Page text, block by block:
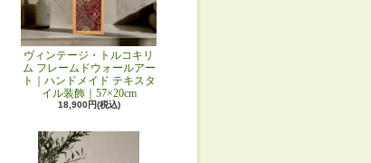
ヴィンテージ・トルコキリ
ム フレームドウォールアー
ト｜ハンドメイド テキスタ
イル装飾｜57×20cm
18,900円(税込)